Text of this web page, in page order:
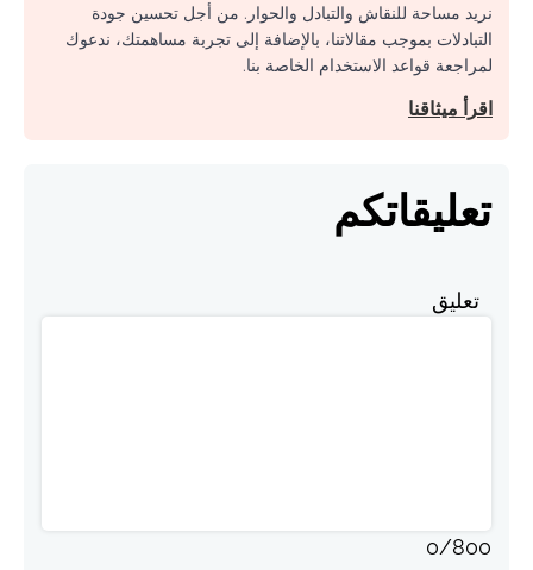
نريد مساحة للنقاش والتبادل والحوار. من أجل تحسين جودة
التبادلات بموجب مقالاتنا، بالإضافة إلى تجربة مساهمتك، ندعوك
لمراجعة قواعد الاستخدام الخاصة بنا.
اقرأ ميثاقنا
تعليقاتكم
تعليق
0/800